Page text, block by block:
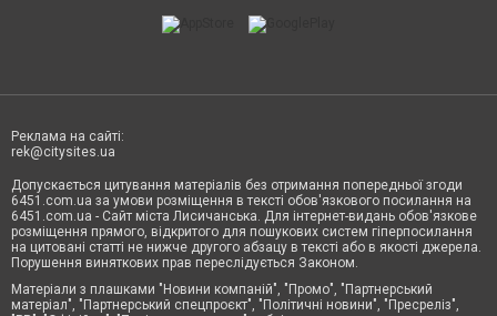
Реклама на сайті:
rek@citysites.ua
Допускається цитування матеріалів без отримання попередньої згоди
6451.com.ua за умови розміщення в тексті обов'язкового посилання на
6451.com.ua - Сайт міста Лисичанська. Для інтернет-видань обов'язкове
розміщення прямого, відкритого для пошукових систем гіперпосилання
на цитовані статті не нижче другого абзацу в тексті або в якості джерела.
Порушення виняткових прав переслідується Законом.
Матеріали з плашками "Новини компаній", "Промо", "Партнерський
матеріал", "Партнерський спецпроєкт", "Політичні новини", "Пресреліз",